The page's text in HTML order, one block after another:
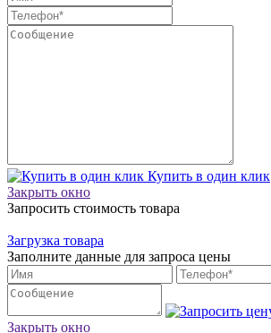
Купить в один клик
Закрыть окно
Запросить стоимость товара
Загрузка товара
Заполните данные для запроса цены
Закрыть окно